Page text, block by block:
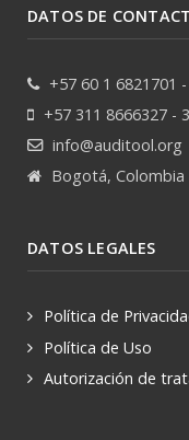
DATOS DE
+57 60 1 6821701
+57 311 8666327 -
info@auditool.org
Bogotá, Colombia
DATOS LEGALES
Política de
Política de Uso
Autorización de